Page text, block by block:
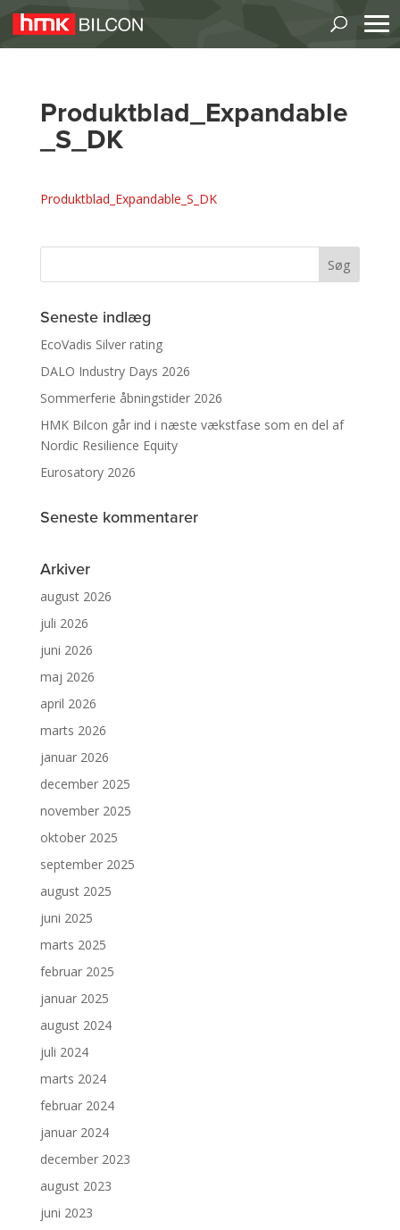
Produktblad_Expandable
_S_DK
Produktblad_Expandable_S_DK
Seneste indlæg
EcoVadis Silver rating
DALO Industry Days 2026
Sommerferie åbningstider 2026
HMK Bilcon går ind i næste vækstfase som en del af
Nordic Resilience Equity
Eurosatory 2026
Seneste kommentarer
Arkiver
august 2026
juli 2026
juni 2026
maj 2026
april 2026
marts 2026
januar 2026
december 2025
november 2025
oktober 2025
september 2025
august 2025
juni 2025
marts 2025
februar 2025
januar 2025
august 2024
juli 2024
marts 2024
februar 2024
januar 2024
december 2023
august 2023
juni 2023